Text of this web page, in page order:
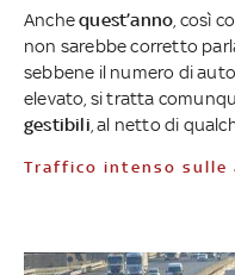
Anchequest’anno , così
non sarebbe corretto
sebbene il numero di
elevato, si tratta
gestibili , al netto di
Traffico intenso